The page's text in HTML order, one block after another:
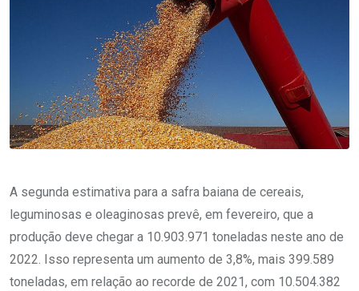
A segunda estimativa para a safra baiana de cereais,
leguminosas e oleaginosas prevê, em fevereiro, que a
produção deve chegar a 10.903.971 toneladas neste ano de
2022. Isso representa um aumento de 3,8%, mais 399.589
toneladas, em relação ao recorde de 2021, com 10.504.382